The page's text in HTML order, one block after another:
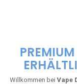
Willkommen bei Vape